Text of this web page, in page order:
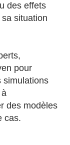
des effets
situation
pour
simulations
des modèles
cas.